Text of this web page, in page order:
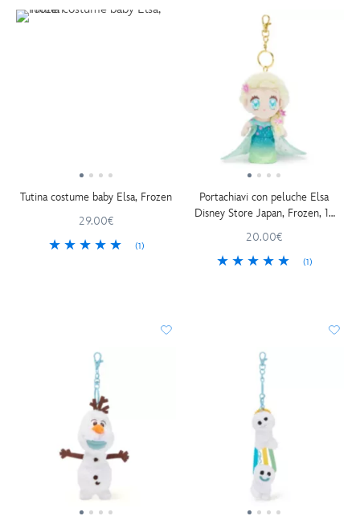
Tutina costume baby Elsa, Frozen
29.00€
(1)
Portachiavi con peluche Elsa
Disney Store Japan, Frozen, 15
20.00€
(1)